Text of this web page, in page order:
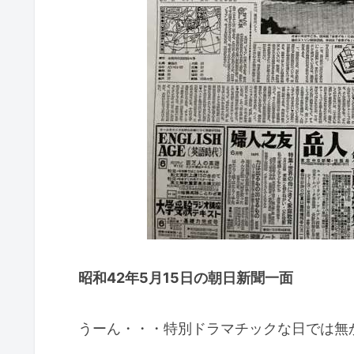
昭和42年5月15日の朝日新聞一面
うーん・・・特別ドラマチックな日では無